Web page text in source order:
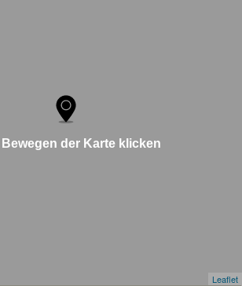
der Karte klicken
Leaflet